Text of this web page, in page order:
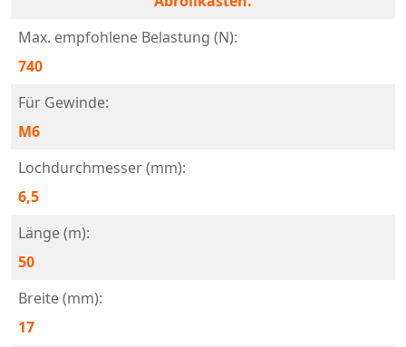
Max. empfohlene Belastung (N):
740
Für Gewinde:
M6
Lochdurchmesser (mm):
6,5
Länge (m):
50
Breite (mm):
17